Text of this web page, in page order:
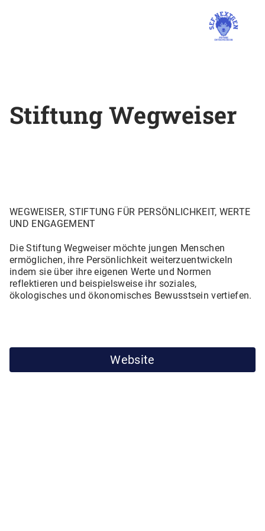
Stiftung Wegweiser
WEGWEISER, STIFTUNG FÜR PERSÖNLICHKEIT, WERTE
UND ENGAGEMENT
Die Stiftung Wegweiser möchte jungen Menschen
ermöglichen, ihre Persönlichkeit weiterzuentwickeln
indem sie über ihre eigenen Werte und Normen
reflektieren und beispielsweise ihr soziales,
ökologisches und ökonomisches Bewusstsein vertiefen.
Website